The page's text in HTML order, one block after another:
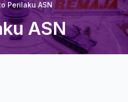
Perilaku ASN
ASN